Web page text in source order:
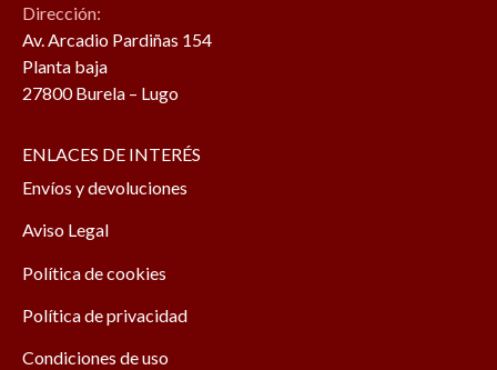
Dirección:
Av. Arcadio Pardiñas 154
Planta baja
27800 Burela – Lugo
ENLACES DE INTERÉS
Envíos y devoluciones
Aviso Legal
Política de cookies
Política de privacidad
Condiciones de uso